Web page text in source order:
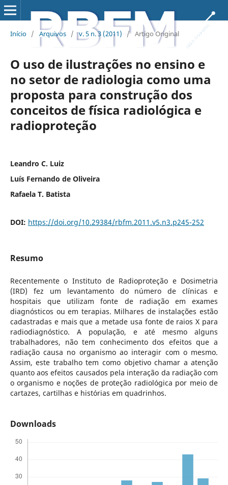
Início / Arquivos / v. 5 n. 3 (2011) / Artigo Original
O uso de ilustrações no ensino e
no setor de radiologia como uma
proposta para construção dos
conceitos de física radiológica e
radioproteção
Leandro C. Luiz
Luís Fernando de Oliveira
Rafaela T. Batista
DOI: https://doi.org/10.29384/rbfm.2011.v5.n3.p245-252
Resumo
Recentemente o Instituto de Radioproteção e Dosimetria
(IRD) fez um levantamento do número de clínicas e
hospitais que utilizam fonte de radiação em exames
diagnósticos ou em terapias. Milhares de instalações estão
cadastradas e mais que a metade usa fonte de raios X para
radiodiagnóstico. A população, e até mesmo alguns
trabalhadores, não tem conhecimento dos efeitos que a
radiação causa no organismo ao interagir com o mesmo.
Assim, este trabalho tem como objetivo chamar a atenção
quanto aos efeitos causados pela interação da radiação com
o organismo e noções de proteção radiológica por meio de
cartazes, cartilhas e histórias em quadrinhos.
Downloads